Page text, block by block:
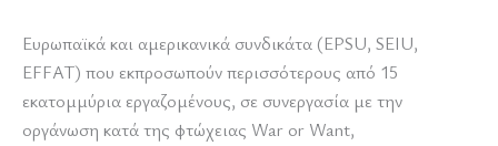
Ευρωπαϊκά και αμερικανικά συνδικάτα (EPSU, SEIU,
EFFAT) που εκπροσωπούν περισσότερους από 15
εκατομμύρια εργαζομένους, σε συνεργασία με την
οργάνωση κατά της φτώχειας War or Want,